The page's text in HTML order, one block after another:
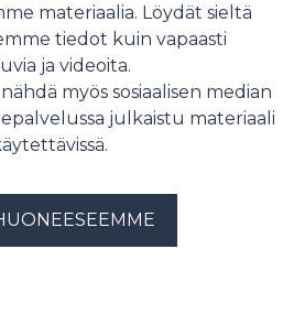
materiaalia. Löydät sieltä
tiedot kuin vapaasti
ja videoita.
myös sosiaalisen median
julkaistu materiaali